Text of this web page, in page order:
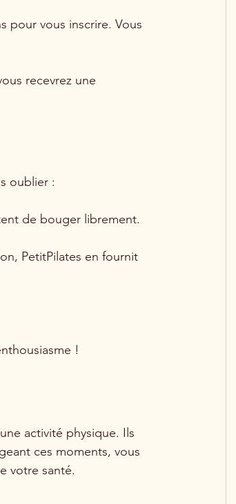
pour vous inscrire. Vous
recevrez une
oublier :
de bouger librement.
PetitPilates en fournit
!
activité physique. Ils
ces moments, vous
votre santé.